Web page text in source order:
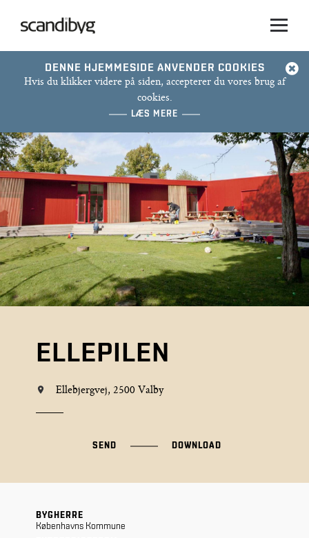
DENNE HJEMMESIDE ANVENDER COOKIES
Hvis du klikker videre på siden, accepterer du vores brug af
cookies.
LÆS MERE
ELLEPILEN
Ellebjergvej, 2500 Valby
SEND DOWNLOAD
BYGHERRE
Københavns Kommune